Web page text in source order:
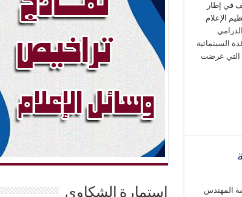
في إطار
الإعلام
السينمائية
التي عرضت
المهندس
إستمارة الشكاوي